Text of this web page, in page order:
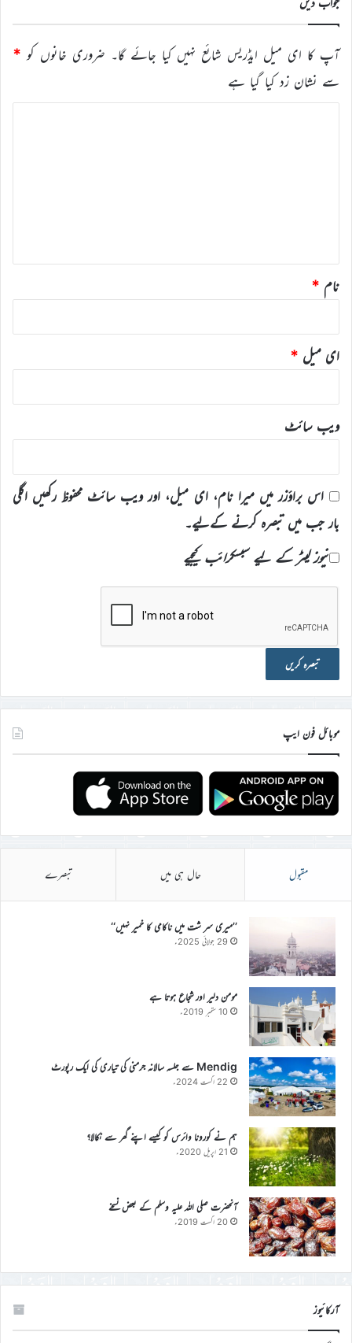
آپ کا ای میل ایڈریس شائع نہیں کیا جائے گا۔ ضروری خانوں کو *
سے نشان زد کیا گیا ہے
نام *
ای میل *
ویب‌ سائٹ
اس براؤزر میں میرا نام، ای میل، اور ویب سائٹ محفوظ رکھیں اگلی
بار جب میں تبصرہ کرنے کےلیے۔
نیوز لیٹر کے لیے سبسکرائب کیجیے
موبائل فون ایپ
مقبول حال ہی میں تبصرے
’’میری سر شت میں ناکامی کا خمیر نہیں‘‘
29 جولائی 2025ء
مومن دلیر اور شجاع ہوتا ہے
10 ستمبر 2019ء
Mendig سے جلسہ سالانہ جرمنی کی تیاری کی ایک رپورٹ
22 اگست 2024ء
ہم نے کورونا وائرس کو کیسے اپنے گھر سے نکالا؟
21 اپریل 2020ء
آنحضرت صلی اللہ علیہ وسلم کے بعض نسخے
20 اگست 2019ء
آرکائیوز